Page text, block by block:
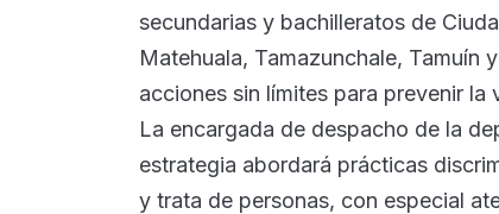
secundarias y bachilleratos de
Matehuala, Tamazunchale, Tamuín
acciones sin límites para prevenir la
La encargada de despacho de la
estrategia abordará prácticas
y trata de personas, con especial